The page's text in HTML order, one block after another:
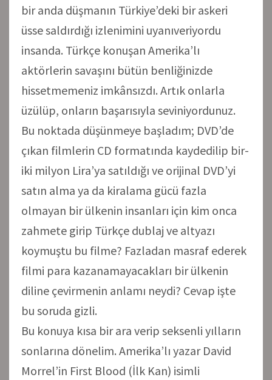
bir anda düşmanın Türkiye’deki bir askeri
üsse saldırdığı izlenimini uyanıveriyordu
insanda. Türkçe konuşan Amerika’lı
aktörlerin savaşını bütün benliğinizde
hissetmemeniz imkânsızdı. Artık onlarla
üzülüp, onların başarısıyla seviniyordunuz.
Bu noktada düşünmeye başladım; DVD’de
çıkan filmlerin CD formatında kaydedilip bir-
iki milyon Lira’ya satıldığı ve orijinal DVD’yi
satın alma ya da kiralama gücü fazla
olmayan bir ülkenin insanları için kim onca
zahmete girip Türkçe dublaj ve altyazı
koymuştu bu filme? Fazladan masraf ederek
filmi para kazanamayacakları bir ülkenin
diline çevirmenin anlamı neydi? Cevap işte
bu soruda gizli.
Bu konuya kısa bir ara verip seksenli yılların
sonlarına dönelim. Amerika’lı yazar David
Morrel’in First Blood (İlk Kan) isimli